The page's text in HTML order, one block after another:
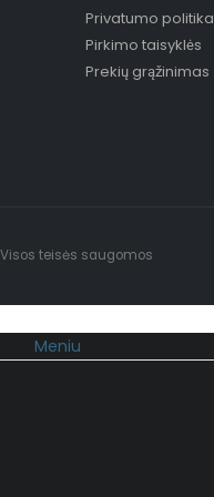
Privatumo politika
Pirkimo taisyklės
Prekių grąžinimas
teisės saugomos
Meniu